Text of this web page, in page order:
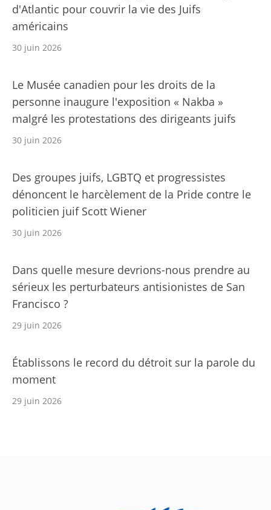
d'Atlantic pour couvrir la vie des Juifs
américains
30 juin 2026
Le Musée canadien pour les droits de la
personne inaugure l'exposition « Nakba »
malgré les protestations des dirigeants juifs
30 juin 2026
Des groupes juifs, LGBTQ et progressistes
dénoncent le harcèlement de la Pride contre le
politicien juif Scott Wiener
30 juin 2026
Dans quelle mesure devrions-nous prendre au
sérieux les perturbateurs antisionistes de San
Francisco ?
29 juin 2026
Établissons le record du détroit sur la parole du
moment
29 juin 2026